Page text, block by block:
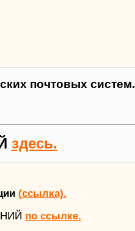
почтовых систем.
здесь.
(ссылка).
по ссылке.